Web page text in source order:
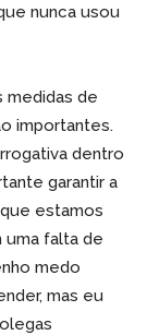
nunca usou
medidas de
importantes.
dentro
garantir a
estamos
uma falta de
medo
mas eu